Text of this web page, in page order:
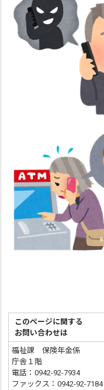
このページに関する
お問い合わせは
福祉課 保険年金係
庁舎１階
電話：0942-92-7934
ファックス：0942-92-7184